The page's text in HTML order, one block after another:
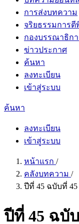
การส่งบทความ
จริยธรรมการ
กองบรรณาธิกา
ข่าวประกาศ
ค้นหา
ลงทะเบียน
เข้าสู่ระบบ
ค้นหา
ลงทะเบียน
เข้าสู่ระบบ
หน้าแรก /
คลังบทความ /
ปีที่ 45 ฉบับที่ 45
ปีที่ 45 ฉบั